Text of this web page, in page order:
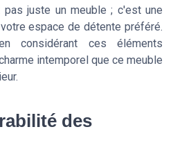
juste un meuble ; c'est une
espace de détente préféré.
considérant ces éléments
intemporel que ce meuble
des